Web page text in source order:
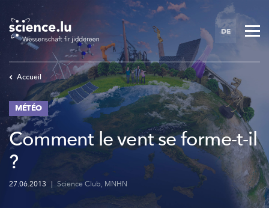
to
main
content
DE
Accueil
MÉTÉO
Comment le vent se forme-t-il
?
27.06.2013 | Science Club, MNHN